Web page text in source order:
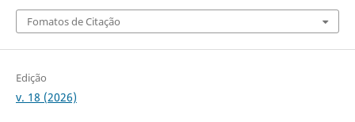
Fomatos de Citação
Edição
v. 18 (2026)